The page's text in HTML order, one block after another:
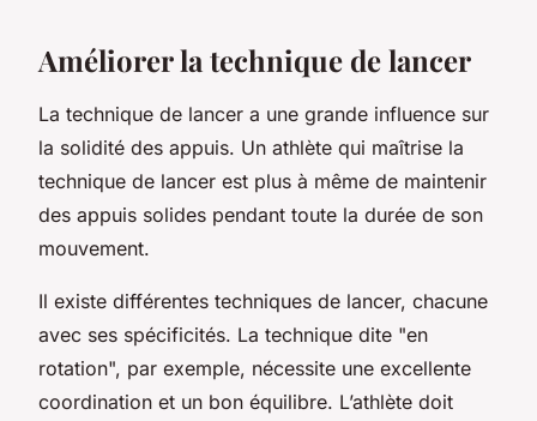
Améliorer la technique de lancer
La technique de lancer a une grande influence sur
la solidité des appuis. Un athlète qui maîtrise la
technique de lancer est plus à même de maintenir
des appuis solides pendant toute la durée de son
mouvement.
Il existe différentes techniques de lancer, chacune
avec ses spécificités. La technique dite "en
rotation", par exemple, nécessite une excellente
coordination et un bon équilibre. L’athlète doit